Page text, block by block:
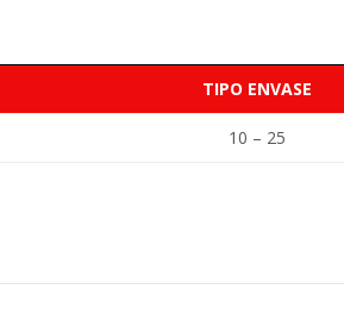
TIPO ENVASE
10 – 25